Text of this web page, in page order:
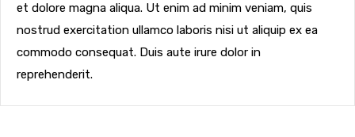
et dolore magna aliqua. Ut enim ad minim veniam, quis
nostrud exercitation ullamco laboris nisi ut aliquip ex ea
commodo consequat. Duis aute irure dolor in
reprehenderit.